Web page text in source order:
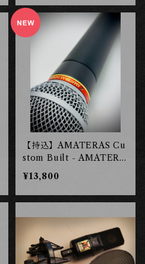
【持込】AMATERAS Cu
stom Built - AMATERA
S 8058 8058BT/ Dynam
ic Microphone ［長岡工
房］
¥13,800